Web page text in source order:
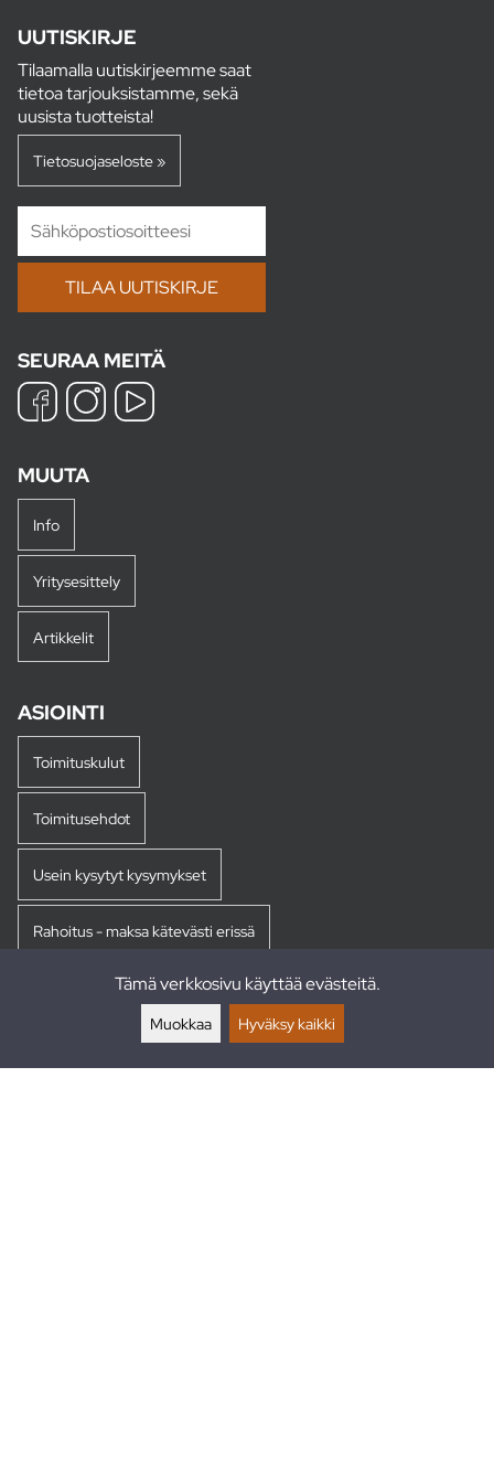
UUTISKIRJE
Tilaamalla uutiskirjeemme saat
tietoa tarjouksistamme, sekä
uusista tuotteista!
Tietosuojaseloste »
SEURAA MEITÄ
MUUTA
Info
Yritysesittely
Artikkelit
ASIOINTI
Toimituskulut
Toimitusehdot
Usein kysytyt kysymykset
Rahoitus - maksa kätevästi erissä
Tämä verkkosivu käyttää evästeitä.
Muokkaa Hyväksy kaikki